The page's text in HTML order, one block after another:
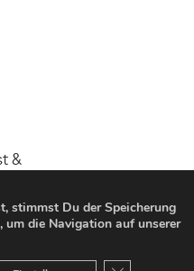
Verlag GmbH 2021
stimmst Du der Speicherung
um die Navigation auf unserer